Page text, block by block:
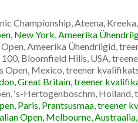
Championship, Ateena,
New York, Ameerika
Ameerika Ühendriigid,
Bloomfield Hills, USA,
Open, Mexico, treener
Great Britain, treener
‘s-Hertogenboschm, Holland,
Paris, Prantsusmaa, treener
Open, Melbourne,